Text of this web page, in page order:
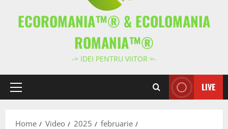
ECOROMANIA™® & ECOLOMANIA
ROMANIA™®
-= IDEI PENTRU VIITOR =-
Primary
LIVE
Home Video 2025
februarie